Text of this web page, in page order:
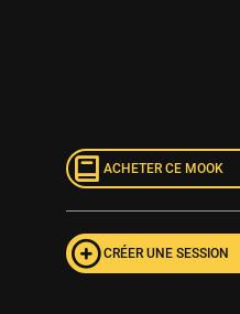
ACHETER CE MOOK
CRÉER UNE SESSION